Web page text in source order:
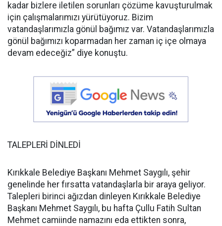
kadar bizlere iletilen sorunları çözüme kavuşturulmak
için çalışmalarımızı yürütüyoruz. Bizim
vatandaşlarımızla gönül bağımız var. Vatandaşlarımızla
gönül bağımızı koparmadan her zaman iç içe olmaya
devam edeceğiz” diye konuştu.
TALEPLERİ DİNLEDİ
Kırıkkale Belediye Başkanı Mehmet Saygılı, şehir
genelinde her fırsatta vatandaşlarla bir araya geliyor.
Talepleri birinci ağızdan dinleyen Kırıkkale Belediye
Başkanı Mehmet Saygılı, bu hafta Çullu Fatih Sultan
Mehmet camiinde namazını eda ettikten sonra,